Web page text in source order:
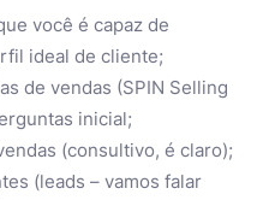
você é capaz de
ideal de cliente;
de vendas (SPIN Selling
inicial;
(consultivo, é claro);
(leads – vamos falar